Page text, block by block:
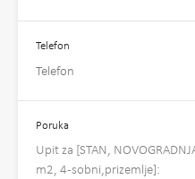
Telefon
Poruka